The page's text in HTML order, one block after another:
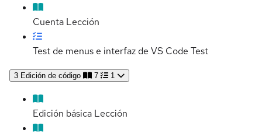
Cuenta Lección
Test de menus e interfaz de VS Code Test
3 Edición de código 7 1
Edición básica Lección